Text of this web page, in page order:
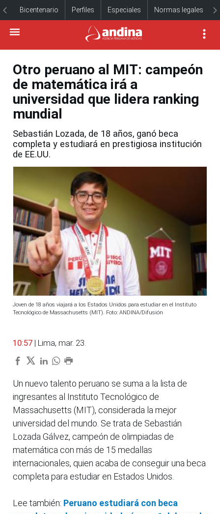
Bicentenario Perfiles Especiales Normas legales
Otro peruano al MIT: campeón
de matemática irá a
universidad que lidera ranking
mundial
Sebastián Lozada, de 18 años, ganó beca
completa y estudiará en prestigiosa institución
de EE.UU.
Joven de 18 años viajará a los Estados Unidos para estudiar en el Instituto
Tecnológico de Massachusetts (MIT). Foto: ANDINA/Difusión
10:57 | Lima, mar. 23.
Un nuevo talento peruano se suma a la lista de
ingresantes al Instituto Tecnológico de
Massachusetts (MIT), considerada la mejor
universidad del mundo. Se trata de Sebastián
Lozada Gálvez, campeón de olimpiadas de
matemática con más de 15 medallas
internacionales, quien acaba de conseguir una beca
completa para estudiar en Estados Unidos.
Lee también: Peruano estudiará con beca